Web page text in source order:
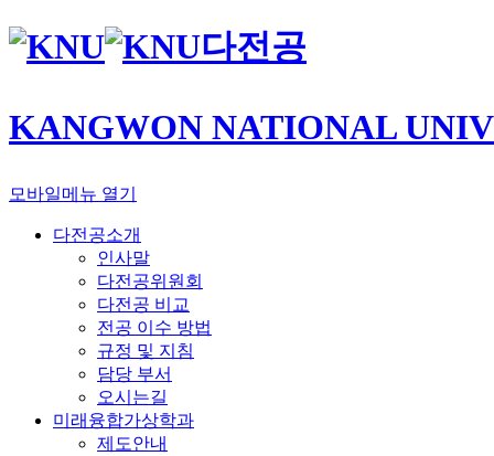
다전공
KANGWON NATIONAL
모바일메뉴 열기
다전공소개
인사말
다전공위원회
다전공 비교
전공 이수 방법
규정 및 지침
담당 부서
오시는길
미래융합가상학과
제도안내